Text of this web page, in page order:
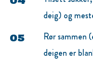
deig) og
Rør sammen
deigen er